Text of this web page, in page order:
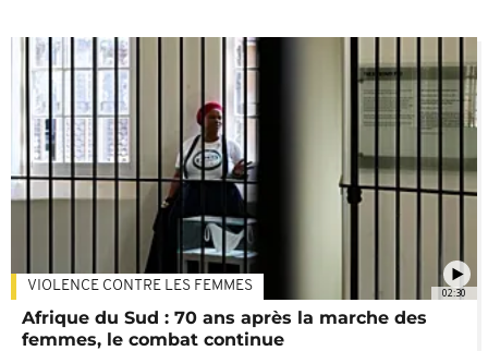
02:30
VIOLENCE CONTRE LES FEMMES
Afrique du Sud : 70 ans après la marche des
femmes, le combat continue